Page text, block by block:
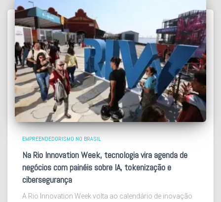
EMPREENDEDORISMO NO BRASIL
Na Rio Innovation Week, tecnologia vira agenda de
negócios com painéis sobre IA, tokenização e
cibersegurança
A Rio Innovation Week volta ao calendário de inovação